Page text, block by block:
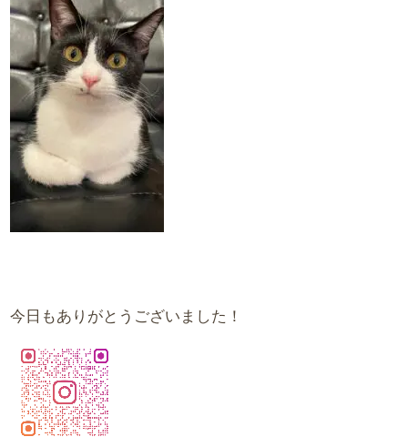
今日もありがとうございました！